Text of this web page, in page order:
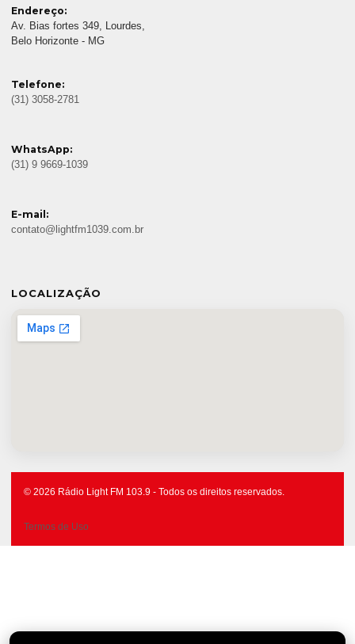
Endereço:
Av. Bias fortes 349, Lourdes,
Belo Horizonte - MG
Telefone:
(31) 3058-2781
WhatsApp:
(31) 9 9669-1039
E-mail:
contato@lightfm1039.com.br
LOCALIZAÇÃO
© 2026 Rádio Light FM 103.9 - Todos os direitos reservados.
Termos de Uso